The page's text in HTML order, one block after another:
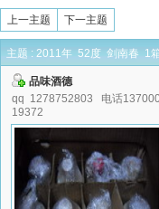
上一主题 下一主题
主题 : 2011年 52度 剑南春 1箱
品味酒德
qq 1278752803 电话
19372